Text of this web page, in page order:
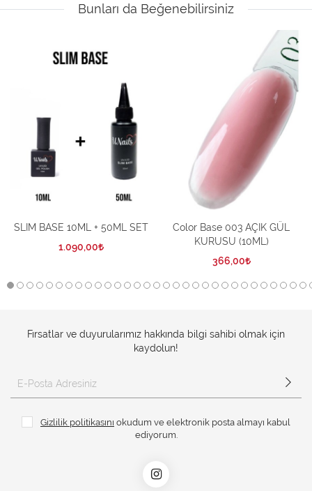
Bunları da Beğenebilirsiniz
SLIM BASE 10ML + 50ML SET
1.090,00
Color Base 003 AÇIK GÜL
KURUSU (10ML)
366,00
Fırsatlar ve duyurularımız hakkında bilgi sahibi olmak için
kaydolun!
Gizlilik politikasını okudum ve elektronik posta almayı kabul
ediyorum.